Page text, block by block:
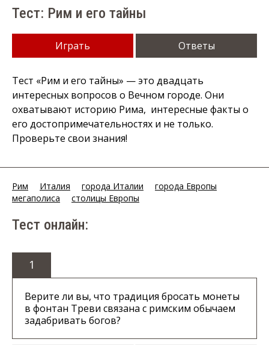
Тест: Рим и его тайны
Играть Ответы
Тест «Рим и его тайны» — это двадцать
интересных вопросов о Вечном городе. Они
охватывают историю Рима, интересные факты о
его достопримечательностях и не только.
Проверьте свои знания!
Рим Италия города Италии
города Европы
мегаполиса
столицы Европы
Тест онлайн:
1
Верите ли вы, что традиция бросать монеты
в фонтан Треви связана с римским обычаем
задабривать богов?